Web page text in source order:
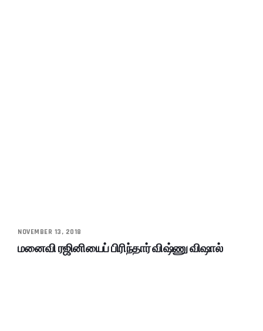
NOVEMBER 13, 2018
மனைவி ரஜினியைப் பிரிந்தார் விஷ்ணு விஷால்